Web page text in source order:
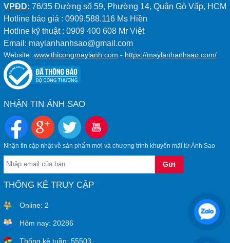
VPĐD: 76/35 Đường số 59, Phường 14, Quận Gò Vấp, HCM
Hotline báo giá : 0909.588.116 Ms Hiền
Hotline kỹ thuật : 0909 400 608 Mr Việt
Email: maylanhanhsao@gmail.com
Website: www.thicongmaylanh.com - https://maylanhanhsao.com/
NHẬN TIN ÁNH SAO
Nhận tin cập nhật về sản phẩm mới và chương trình khuyến mãi từ Ánh Sao
THỐNG KÊ TRUY CẬP
Online: 2
Hôm nay: 20286
Thống kê tuần: 55503